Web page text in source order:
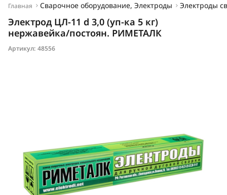
Главная Сварочное оборудование, Электроды Электроды
Электрод ЦЛ-11 d 3,0 (уп-ка 5 кг)
нержавейка/постоян. РИМЕТАЛК
Артикул: 48556